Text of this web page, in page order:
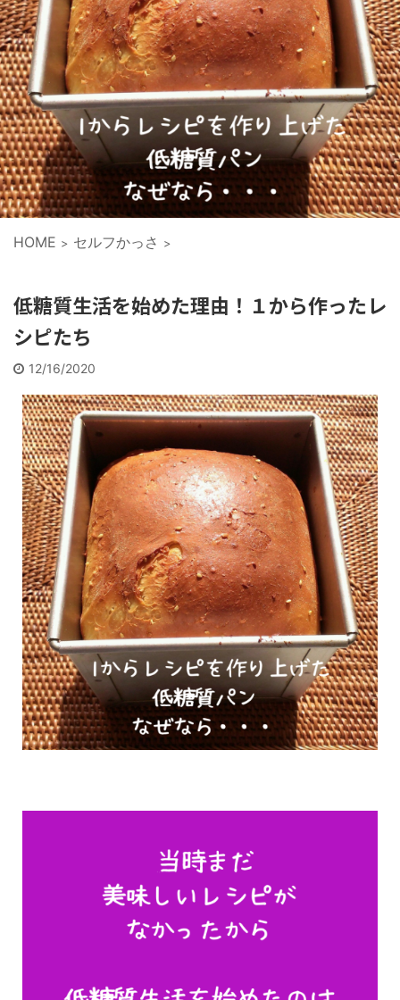
HOME > セルフかっさ >
低糖質生活を始めた理由！１から作ったレ
シピたち
12/16/2020